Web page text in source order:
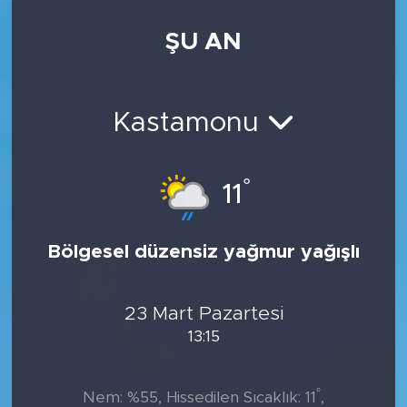
ŞU AN
Kastamonu
11 °
Bölgesel düzensiz yağmur yağışlı
23 Mart Pazartesi
13:15
Nem: %55, Hissedilen Sıcaklık: 11 °,
Son Dakika Haberleri